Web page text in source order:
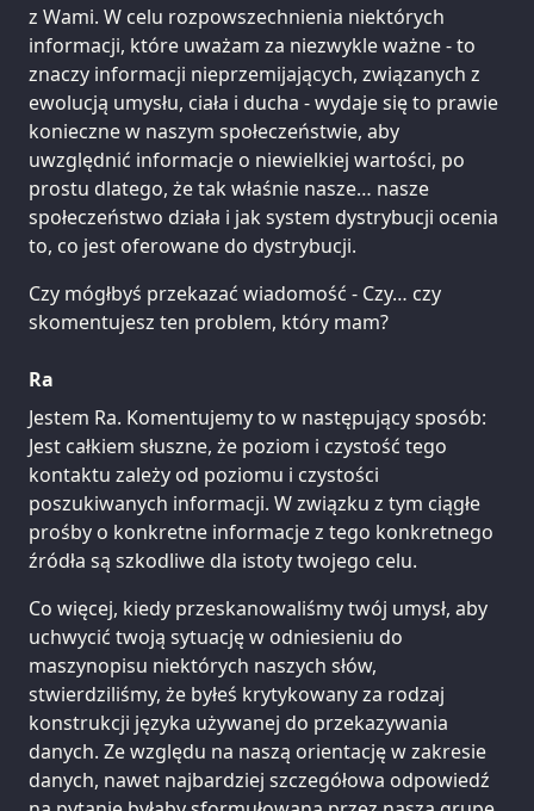
z Wami. W celu rozpowszechnienia niektórych
informacji, które uważam za niezwykle ważne - to
znaczy informacji nieprzemijających, związanych z
ewolucją umysłu, ciała i ducha - wydaje się to prawie
konieczne w naszym społeczeństwie, aby
uwzględnić informacje o niewielkiej wartości, po
prostu dlatego, że tak właśnie nasze… nasze
społeczeństwo działa i jak system dystrybucji ocenia
to, co jest oferowane do dystrybucji.
Czy mógłbyś przekazać wiadomość - Czy… czy
skomentujesz ten problem, który mam?
Ra
Jestem Ra. Komentujemy to w następujący sposób:
Jest całkiem słuszne, że poziom i czystość tego
kontaktu zależy od poziomu i czystości
poszukiwanych informacji. W związku z tym ciągłe
prośby o konkretne informacje z tego konkretnego
źródła są szkodliwe dla istoty twojego celu.
Co więcej, kiedy przeskanowaliśmy twój umysł, aby
uchwycić twoją sytuację w odniesieniu do
maszynopisu niektórych naszych słów,
stwierdziliśmy, że byłeś krytykowany za rodzaj
konstrukcji języka używanej do przekazywania
danych. Ze względu na naszą orientację w zakresie
danych, nawet najbardziej szczegółowa odpowiedź